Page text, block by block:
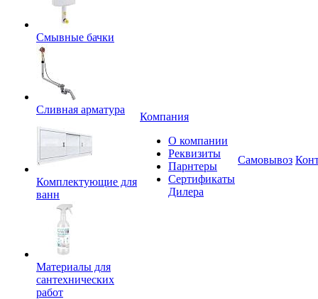
Смывные бачки
Сливная арматура
Комплектующие для
ванн
Материалы для
сантехнических
работ
Компания
О компании
Реквизиты
Парнтеры
Сертификаты
Дилера
Самовывоз